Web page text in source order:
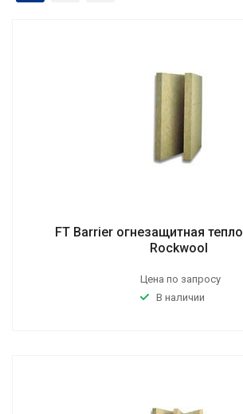
FT Barrier огнезащитная
Rockwool
Цена по запросу
В наличии